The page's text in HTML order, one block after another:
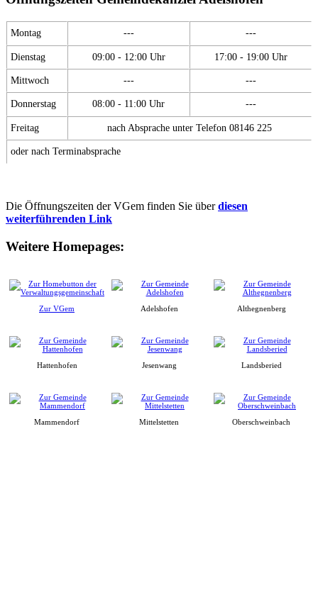
Montag --- ---
Dienstag 09:00 - 12:00 Uhr 17:00 - 19:00 Uhr
Mittwoch --- ---
Donnerstag 08:00 - 11:00 Uhr ---
Freitag nach Absprache unter Telefon 08146 225
oder nach Terminabsprache
Die Öffnungszeiten der VGem finden Sie überdiesen
weiterführenden Link
Weitere Homepages:
Zur VGem Adelshofen Althegnenberg
Hattenhofen Jesenwang Landsberied
Mammendorf Mittelstetten Oberschweinbach